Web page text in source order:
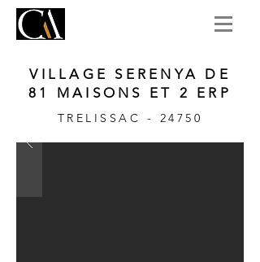
VILLAGE SERENYA DE
81 MAISONS ET 2 ERP
TRELISSAC - 24750